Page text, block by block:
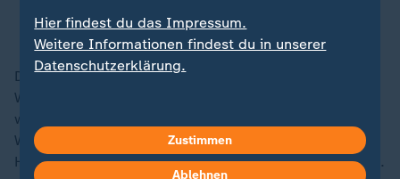
Bernd Kirschbaum, Hydrogeologe Umweltbundesamt
Die Politik hat mit der Verabschiedung der nationalen
Wasserstrategie (NWS) im März 2023 ein
weitreichendes Konzept zur Sicherung der
Wasserressourcen auf den Weg gebracht, das die
Herausforderungen umfassend benennt und adressiert.
Hier findest du das Impressum.
Weitere Informationen findest du in unserer
Datenschutzerklärung.
Zustimmen
Ablehnen